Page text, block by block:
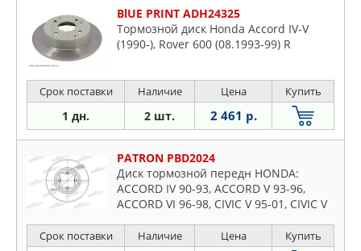
BlUE PRINT ADH24325
Тормозной диск Honda Accord IV-V
(1990-), Rover 600 (08.1993-99) R
Срок поставки Наличие Цена Купить
1 дн. 2 шт. 2 461 р.
PATRON PBD2024
Диск тормозной передн HONDA:
ACCORD IV 90-93, ACCORD V 93-96,
ACCORD VI 96-98, CIVIC V 95-01, CIVIC V
CIVIC VI 01-05, C
Срок поставки Наличие Цена Купить